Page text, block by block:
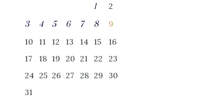
1
2
3
4 5 6 7 8
9
10
11 12 13 14 15
16
17
18 19 20 21 22
23
24 25 26 27 28 29
30
31